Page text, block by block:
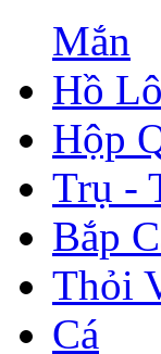
Mắn
Hồ Lô
Hộp
Trụ -
Bắp
Thỏi
Cá